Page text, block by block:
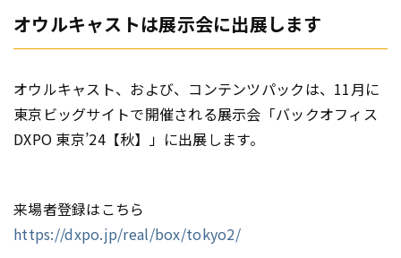
オウルキャストは展示会に出展します
オウルキャスト、および、コンテンツパックは、11月に
東京ビッグサイトで開催される展示会「バックオフィス
DXPO 東京’24【秋】」に出展します。
来場者登録はこちら
https://dxpo.jp/real/box/tokyo2/